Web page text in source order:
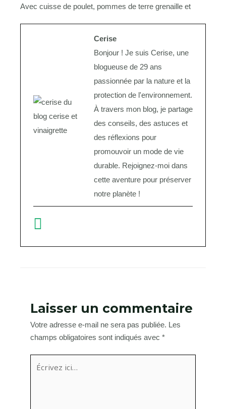
Avec cuisse de poulet, pommes de terre grenaille et
Cerise
Bonjour ! Je suis Cerise, une
blogueuse de 29 ans
passionnée par la nature et la
protection de l'environnement.
À travers mon blog, je partage
des conseils, des astuces et
des réflexions pour
promouvoir un mode de vie
durable. Rejoignez-moi dans
cette aventure pour préserver
notre planète !
Laisser un commentaire
Votre adresse e-mail ne sera pas publiée. Les
champs obligatoires sont indiqués avec *
ici…